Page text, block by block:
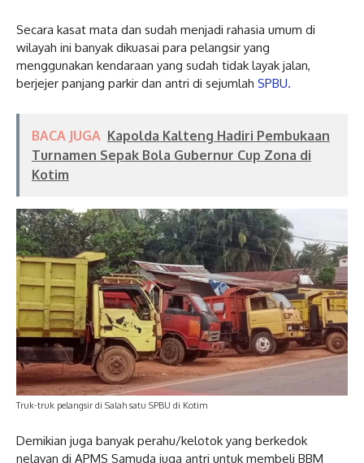
Secara kasat mata dan sudah menjadi rahasia umum di
wilayah ini banyak dikuasai para pelangsir yang
menggunakan kendaraan yang sudah tidak layak jalan,
berjejer panjang parkir dan antri di sejumlah SPBU.
BACA JUGA Kapolda Kalteng Hadiri Pembukaan
Turnamen Sepak Bola Gubernur Cup Zona di
Kotim
Truk-truk pelangsir di Salah satu SPBU di Kotim
Demikian juga banyak perahu/kelotok yang berkedok
nelayan di APMS Samuda juga antri untuk membeli BBM